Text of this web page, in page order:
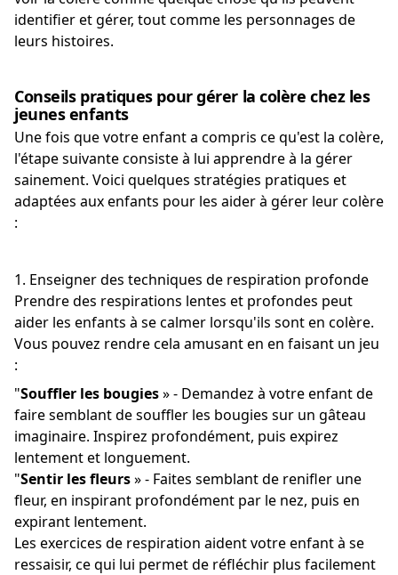
identifier et gérer, tout comme les personnages de
leurs histoires.
Conseils pratiques pour gérer la colère chez les
jeunes enfants
Une fois que votre enfant a compris ce qu'est la colère,
l'étape suivante consiste à lui apprendre à la gérer
sainement. Voici quelques stratégies pratiques et
adaptées aux enfants pour les aider à gérer leur colère
:
1. Enseigner des techniques de respiration profonde
Prendre des respirations lentes et profondes peut
aider les enfants à se calmer lorsqu'ils sont en colère.
Vous pouvez rendre cela amusant en en faisant un jeu
:
"Souffler les bougies» - Demandez à votre enfant de
faire semblant de souffler les bougies sur un gâteau
imaginaire. Inspirez profondément, puis expirez
lentement et longuement.
"Sentir les fleurs» - Faites semblant de renifler une
fleur, en inspirant profondément par le nez, puis en
expirant lentement.
Les exercices de respiration aident votre enfant à se
ressaisir, ce qui lui permet de réfléchir plus facilement